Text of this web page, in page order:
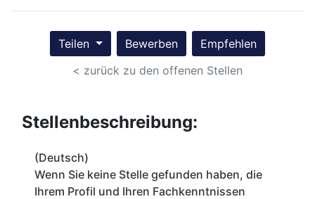
Teilen Bewerben
Empfehlen
< zurück zu den offenen Stellen
Stellenbeschreibung:
(Deutsch)
Wenn Sie keine Stelle gefunden haben, die
Ihrem Profil und Ihren Fachkenntnissen